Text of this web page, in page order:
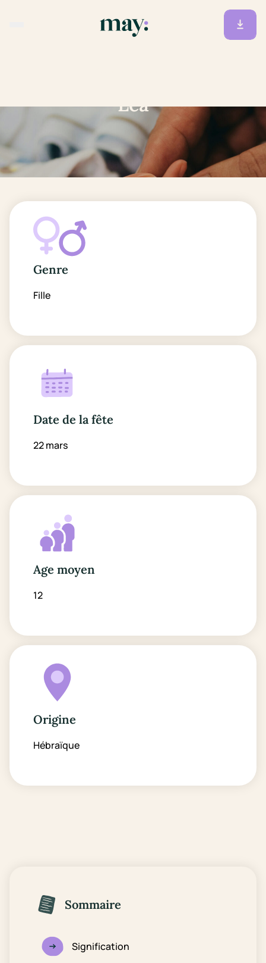
Lea
Genre
Fille
Date de la fête
22 mars
Age moyen
12
Origine
Hébraïque
Sommaire
Signification